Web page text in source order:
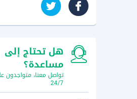
هل تحتاج إلى
مساعدة؟
تواصل معنا، متواجدون
24/7